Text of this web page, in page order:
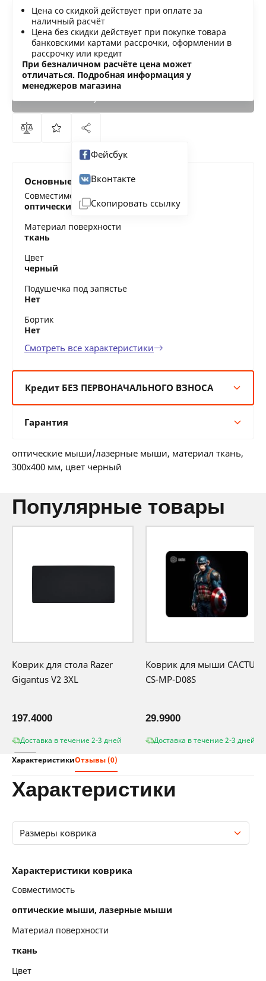
Цена со скидкой действует при оплате за
наличный расчёт
Цена без скидки действует при покупке товара
банковскими картами рассрочки, оформлении в
рассрочку или кредит
При безналичном расчёте цена может
отличаться. Подробная информация у
менеджеров магазина
Нашли дешевле?
Фейсбук
Вконтакте
Скопировать ссылку
Основные характеристики
Совместимость
оптические мыши, лазерные мыши
Материал поверхности
ткань
Цвет
черный
Подушечка под запястье
Нет
Бортик
Нет
Смотреть все характеристики
Кредит БЕЗ ПЕРВОНАЧАЛЬНОГО ВЗНОСА
12 мес:3 BYN/мес
36 мес:1 BYN/мес
Гарантия
360 месяцев официальной гарантии от
производителя
оптические мыши/лазерные мыши, материал ткань,
300x400 мм, цвет черный
популярные товары
Коврик для стола Razer
Gigantus V2 3XL
197.4000
Доставка в течение 2-3 дней
Коврик для мыши CACTUS
CS-MP-D08S
29.9900
Доставка в течение 2-3 дней
ХарактеристикиОтзывы (0)
характеристики
Размеры коврика
Размеры коврика
Характеристики коврика
Совместимость
оптические мыши, лазерные мыши
Материал поверхности
ткань
Цвет